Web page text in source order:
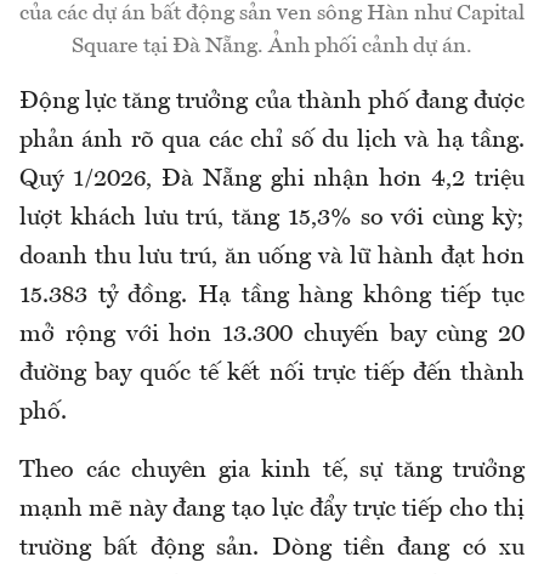
của các dự án bất động sản ven sông Hàn như Capital
Square tại Đà Nẵng. Ảnh phối cảnh dự án.
Động lực tăng trưởng của thành phố đang được
phản ánh rõ qua các chỉ số du lịch và hạ tầng.
Quý 1/2026, Đà Nẵng ghi nhận hơn 4,2 triệu
lượt khách lưu trú, tăng 15,3% so với cùng kỳ;
doanh thu lưu trú, ăn uống và lữ hành đạt hơn
15.383 tỷ đồng. Hạ tầng hàng không tiếp tục
mở rộng với hơn 13.300 chuyến bay cùng 20
đường bay quốc tế kết nối trực tiếp đến thành
phố.
Theo các chuyên gia kinh tế, sự tăng trưởng
mạnh mẽ này đang tạo lực đẩy trực tiếp cho thị
trường bất động sản. Dòng tiền đang có xu